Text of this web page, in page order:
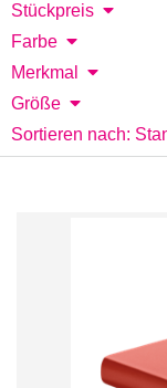
Stückpreis
Farbe
Merkmal
Größe
Sortieren nach: